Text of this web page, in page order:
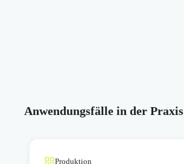
Anwendungsfälle in der Praxis
Produktion